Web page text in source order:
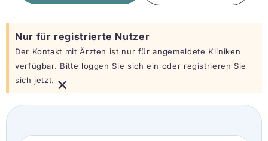
Nur für registrierte Nutzer
Der Kontakt mit Ärzten ist nur für angemeldete Kliniken
verfügbar. Bitte loggen Sie sich ein oder registrieren Sie
sich jetzt. ×